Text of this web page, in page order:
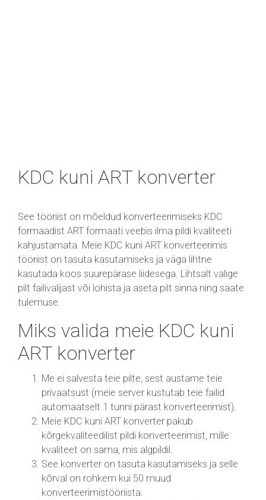
KDC kuni ART konverter
See tööriist on mõeldud konverteerimiseks KDC
formaadist ART formaati veebis ilma pildi kvaliteeti
kahjustamata. Meie KDC kuni ART konverteerimis
tööriist on tasuta kasutamiseks ja väga lihtne
kasutada koos suurepärase liidesega. Lihtsalt valige
pilt failivalijast või lohista ja aseta pilt sinna ning saate
tulemuse.
Miks valida meie KDC kuni
ART konverter
Me ei salvesta teie pilte, sest austame teie
privaatsust (meie server kustutab teie failid
automaatselt 1 tunni pärast konverteerimist).
Meie KDC kuni ART konverter pakub
kõrgekvaliteedilist pildi konverteerimist, mille
kvaliteet on sama, mis algpildil.
See konverter on tasuta kasutamiseks ja selle
kõrval on rohkem kui 50 muud
konverteerimistööriista.